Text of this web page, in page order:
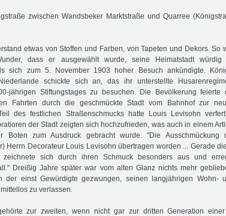
zwischen Wandsbeker Marktstraße und Quarree
etwas von Stoffen und Farben, von Tapeten und Dekors. So
dass er ausgewählt wurde, seine Heimatstadt würdig
sich zum 5. November 1903 hoher Besuch ankündigte.
schickte sich an, das ihr unterstellte
jährigen Stiftungstages zu besuchen. Die Bevölkerung feierte
Fahrten durch die geschmückte Stadt vom Bahnhof zur
des festlichen Straßenschmucks hatte Louis Levisohn
der Stadt zeigten sich hochzufrieden, was auch in einem
Boten zum Ausdruck gebracht wurde. "Die Ausschmückung
Herrn Decorateur Louis Levisohn übertragen worden ... Gerade die
zeichnete sich durch ihren Schmuck besonders aus und
Dreißig Jahre später war vom alten Glanz nichts mehr
der einst Gewürdigte gezwungen, seinen langjährigen Wohn-
zu verlassen.
zur zweiten, wenn nicht gar zur dritten Generation